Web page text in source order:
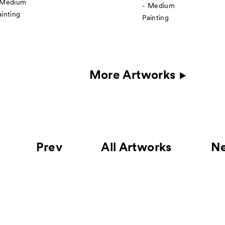
- Medium
Painting
More Artworks
Prev All Artworks